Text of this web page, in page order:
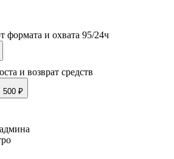
формата и охвата 95/24ч
и возврат средств
500 ₽